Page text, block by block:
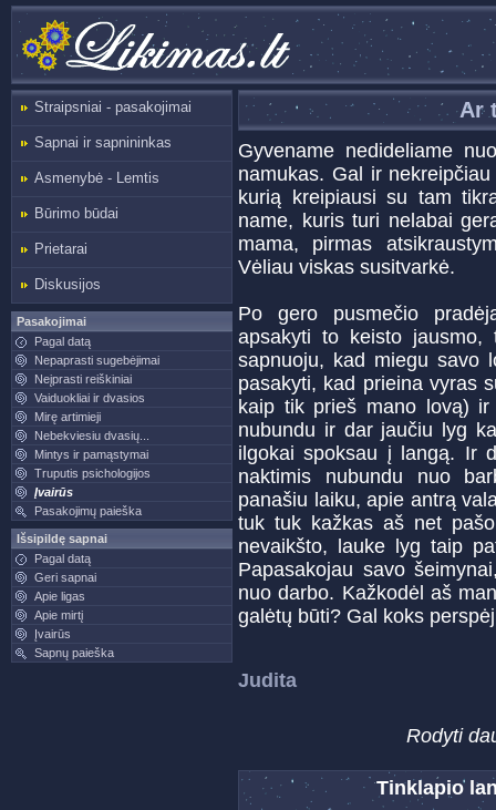
Straipsniai - pasakojimai
Sapnai ir sapnininkas
Asmenybė - Lemtis
Būrimo būdai
Prietarai
Diskusijos
Pasakojimai
Pagal datą
Nepaprasti sugebėjimai
Neįprasti reiškiniai
Vaiduokliai ir dvasios
Mirę artimieji
Nebekviesiu dvasių...
Mintys ir pamąstymai
Truputis psichologijos
Įvairūs
Pasakojimų paieška
Išsipildę sapnai
Pagal datą
Geri sapnai
Apie ligas
Apie mirtį
Įvairūs
Sapnų paieška
Ar
Gyvename nedideliame
namukas. Gal ir
kurią kreipiausi su tam
name, kuris turi nelabai
mama, pirmas
Vėliau viskas susitvarkė.
Po gero pusmečio
apsakyti to keisto
sapnuoju, kad miegu savo
pasakyti, kad prieina vyras
kaip tik prieš mano lovą)
nubundu ir dar jaučiu lyg
ilgokai spoksau į langą. Ir
naktimis nubundu nuo
panašiu laiku, apie antrą
tuk tuk kažkas aš net
nevaikšto, lauke lyg taip
Papasakojau savo
nuo darbo. Kažkodėl aš
galėtų būti? Gal koks
Judita
Rodyti
Tinklapio